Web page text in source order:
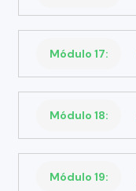
Módulo 17:
Módulo 18:
Módulo 19: